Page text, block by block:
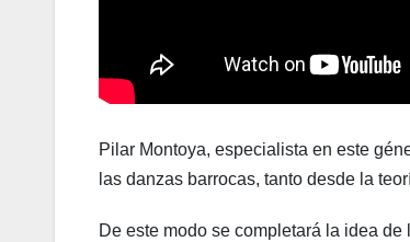
Pilar Montoya, especialista en este
las danzas barrocas, tanto desde la
De este modo se completará la idea